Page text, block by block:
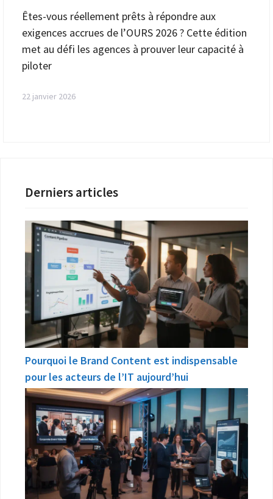
Êtes-vous réellement prêts à répondre aux
exigences accrues de l’OURS 2026 ? Cette édition
met au défi les agences à prouver leur capacité à
piloter
22 janvier 2026
Derniers articles
Pourquoi le Brand Content est indispensable
pour les acteurs de l’IT aujourd’hui